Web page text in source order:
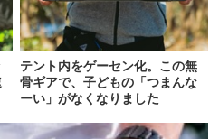
テント内をゲーセン化。この無
骨ギアで、子どもの「つまんな
ーい」がなくなりました